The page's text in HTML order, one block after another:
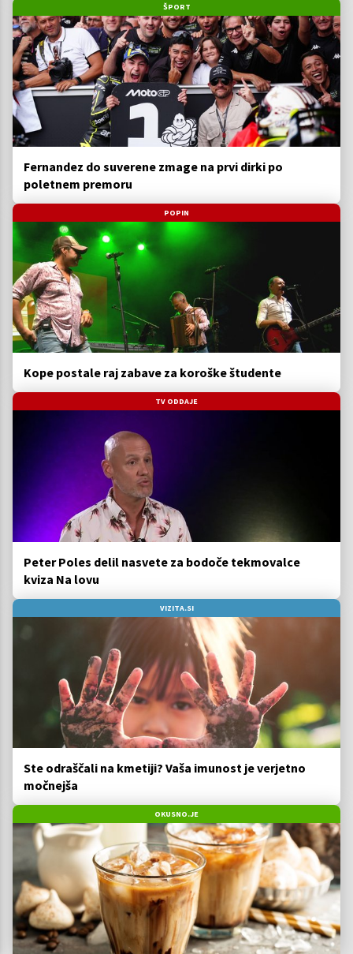
ŠPORT
Fernandez do suverene zmage na prvi dirki po
poletnem premoru
POPIN
Kope postale raj zabave za koroške študente
TV ODDAJE
Peter Poles delil nasvete za bodoče tekmovalce
kviza Na lovu
VIZITA.SI
Ste odraščali na kmetiji? Vaša imunost je verjetno
močnejša
OKUSNO.JE